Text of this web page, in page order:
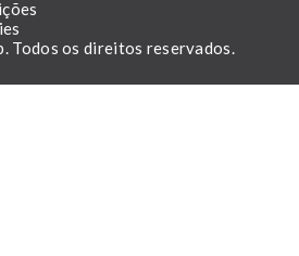
Todos os direitos reservados.